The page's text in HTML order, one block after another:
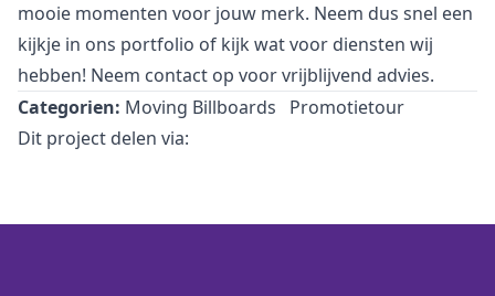
mooie momenten voor jouw merk. Neem dus snel een
kijkje in ons portfolio of kijk wat voor diensten wij
hebben! Neem contact op voor vrijblijvend advies.
Categorien: Moving Billboards
Promotietour
Dit project delen via: